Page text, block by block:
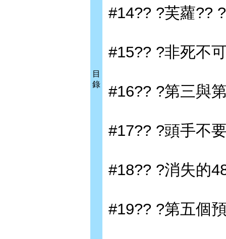
目
錄
#14?? ?芙蘿??
#15?? ?非死不
#16?? ?第三與
#17?? ?頭手不
#18?? ?消失的
#19?? ?第五個